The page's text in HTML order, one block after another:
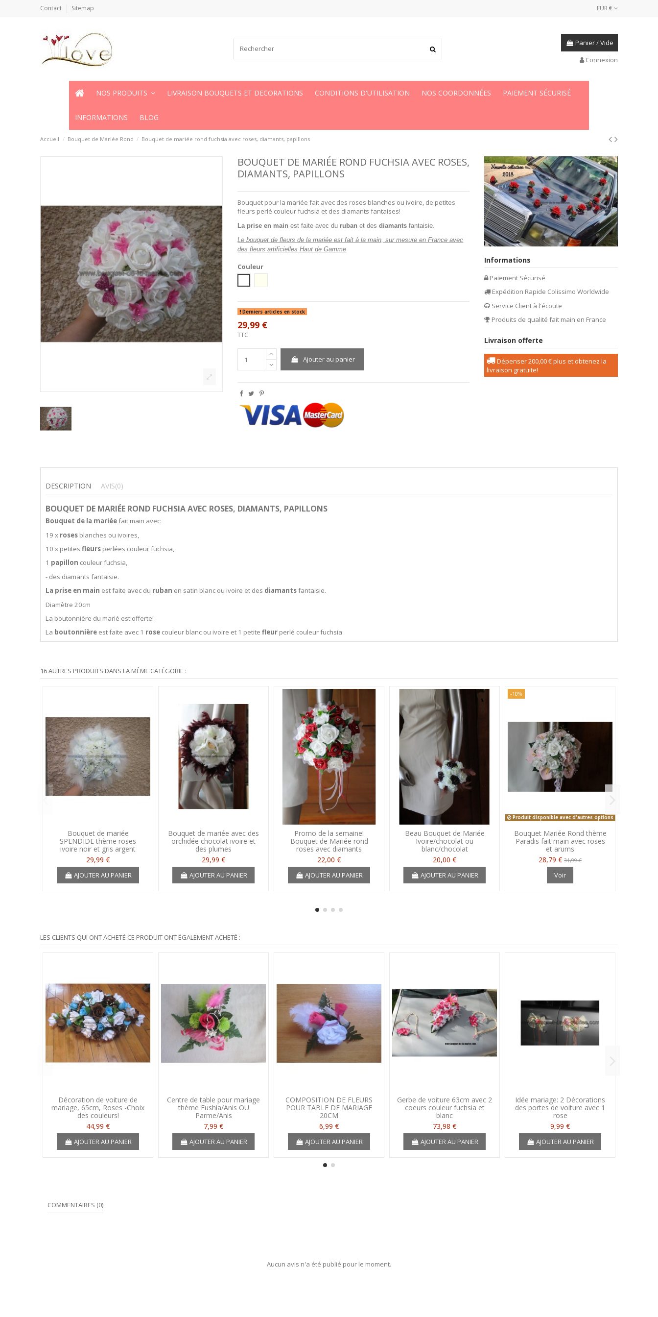
Contact Sitemap EUR €
Panier/Vide
Connexion
NOS PRODUITS LIVRAISON BOUQUETS ET DECORATIONS CONDITIONS D'UTILISATION NOS COORDONNÉES PAIEMENT SÉCURISÉ
INFORMATIONS BLOG
Accueil Bouquet de Mariée Rond Bouquet de mariée rond fuchsia avec roses, diamants, papillons
BOUQUET DE MARIÉE ROND FUCHSIA AVEC ROSES,
DIAMANTS, PAPILLONS
Bouquet pour la mariée fait avec des roses blanches ou ivoire, de petites
fleurs perlé couleur fuchsia et des diamants fantaises!
La prise en main est faite avec du rubanet desdiamantsfantaisie.
Le bouquet de fleurs de la mariée est fait à la main, sur mesure en France avec
des fleurs artificielles Haut de Gamme
Couleur
Derniers articles en stock
29,99 €
TTC
Ajouter au panier
Informations
Paiement Sécurisé
Expédition Rapide Colissimo Worldwide
Service Client à l'écoute
Produits de qualité fait main en France
Livraison offerte
Dépenser200,00 €plus et obtenez la
livraison gratuite!
DESCRIPTION AVIS(0)
BOUQUET DE MARIÉE ROND FUCHSIA AVEC ROSES, DIAMANTS, PAPILLONS
Bouquet de la mariéefait main avec:
19 x roses blanches ou ivoires,
10 x petitesfleurs perlées couleur fuchsia,
1 papillon couleur fuchsia,
- des diamants fantaisie.
La prise en main est faite avec du ruban en satin blanc ou ivoire et des diamantsfantaisie.
Diamètre 20cm
La boutonnière du marié est offerte!
La boutonnière est faite avec 1 rose couleur blanc ou ivoire et 1 petitefleur perlé couleur fuchsia
16 AUTRES PRODUITS DANS LA MÊME CATÉGORIE :
Bouquet de mariée
SPENDIDE thème roses
ivoire noir et gris argent
29,99 €
AJOUTER AU PANIER
Bouquet de mariée avec des
orchidée chocolat ivoire et
des plumes
29,99 €
AJOUTER AU PANIER
Promo de la semaine!
Bouquet de Mariée rond
roses avec diamants
22,00 €
AJOUTER AU PANIER
Beau Bouquet de Mariée
Ivoire/chocolat ou
blanc/chocolat
20,00 €
AJOUTER AU PANIER
-10%
Produit disponible avec d'autres options
Bouquet Mariée Rond thème
Paradis fait main avec roses
et arums
28,79 €31,99 €
Voir
LES CLIENTS QUI ONT ACHETÉ CE PRODUIT ONT ÉGALEMENT ACHETÉ :
Décoration de voiture de
mariage, 65cm, Roses -Choix
des couleurs!
44,99 €
AJOUTER AU PANIER
Centre de table pour mariage
thème Fushia/Anis OU
Parme/Anis
7,99 €
AJOUTER AU PANIER
COMPOSITION DE FLEURS
POUR TABLE DE MARIAGE
20CM
6,99 €
AJOUTER AU PANIER
Gerbe de voiture 63cm avec 2
coeurs couleur fuchsia et
blanc
73,98 €
AJOUTER AU PANIER
Idée mariage: 2 Décorations
des portes de voiture avec 1
rose
9,99 €
AJOUTER AU PANIER
COMMENTAIRES (0)
Aucun avis n'a été publié pour le moment.